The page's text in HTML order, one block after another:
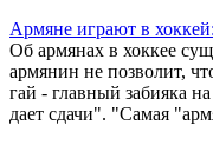
Армяне играют в
Об армянах в хоккее
армянин не позволит,
гай - главный забияка
дает сдачи". "Самая